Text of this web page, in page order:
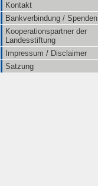
Kontakt
Bankverbindung / Spenden
Kooperationspartner der
Landesstiftung
Impressum / Disclaimer
Satzung